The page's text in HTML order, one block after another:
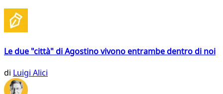
Le due "città" di Agostino vivono entrambe dentro di noi
di Luigi Alici